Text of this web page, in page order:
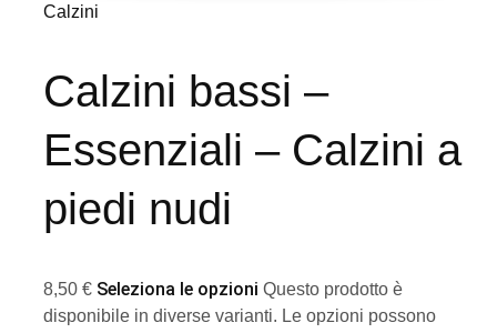
Calzini
Calzini bassi –
Essenziali – Calzini a
piedi nudi
8,50 € Seleziona le opzioni Questo prodotto è
disponibile in diverse varianti. Le opzioni possono